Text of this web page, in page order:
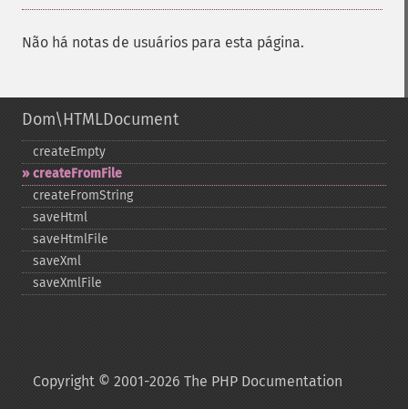
Não há notas de usuários para esta página.
Dom\HTMLDocument
createEmpty
createFromFile
createFromString
saveHtml
saveHtmlFile
saveXml
saveXmlFile
Copyright © 2001-2026 The PHP Documentation